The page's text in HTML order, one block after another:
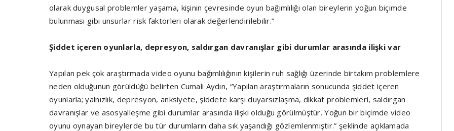
olarak duygusal problemler yaşama, kişinin çevresinde oyun bağımlılığı olan bireylerin yoğun biçimde
bulunması gibi unsurlar risk faktörleri olarak değerlendirilebilir.”
Şiddet içeren oyunlarla, depresyon, saldırgan davranışlar gibi durumlar arasında ilişki var
Yapılan pek çok araştırmada video oyunu bağımlılığının kişilerin ruh sağlığı üzerinde birtakım problemlere
neden olduğunun görüldüğü belirten Cumali Aydın, “Yapılan araştırmaların sonucunda şiddet içeren
oyunlarla; yalnızlık, depresyon, anksiyete, şiddete karşı duyarsızlaşma, dikkat problemleri, saldırgan
davranışlar ve asosyalleşme gibi durumlar arasında ilişki olduğu görülmüştür. Yoğun bir biçimde video
oyunu oynayan bireylerde bu tür durumların daha sık yaşandığı gözlemlenmiştir.” şeklinde açıklamada